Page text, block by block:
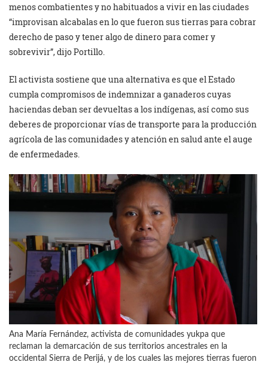
menos combatientes y no habituados a vivir en las ciudades
“improvisan alcabalas en lo que fueron sus tierras para cobrar
derecho de paso y tener algo de dinero para comer y
sobrevivir”, dijo Portillo.
El activista sostiene que una alternativa es que el Estado
cumpla compromisos de indemnizar a ganaderos cuyas
haciendas deban ser devueltas a los indígenas, así como sus
deberes de proporcionar vías de transporte para la producción
agrícola de las comunidades y atención en salud ante el auge
de enfermedades.
Ana María Fernández, activista de comunidades yukpa que
reclaman la demarcación de sus territorios ancestrales en la
occidental Sierra de Perijá, y de los cuales las mejores tierras fueron